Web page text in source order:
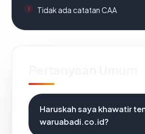
Tidak ada catatan CAA
Haruskah saya khawatir
waruabadi.co.id?